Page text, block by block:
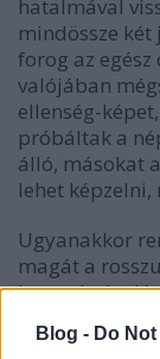
Blog - Do
hatalmával
mindössze
forog az
valójában
ellenség-
próbáltak a
álló, másokat
lehet képzelni,
Ugyanakkor
magát a
akarja
Mert rossz